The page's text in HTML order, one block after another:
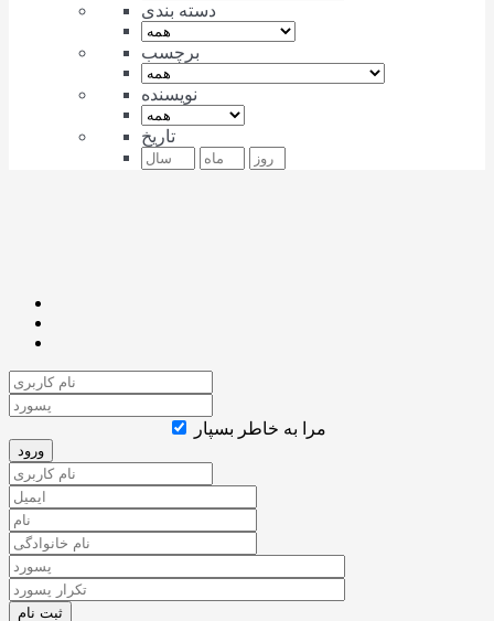
دسته بندی
برچسب
نویسنده
تاریخ
مرا به خاطر بسپار